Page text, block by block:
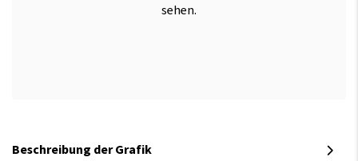
sehen.
Beschreibung der Grafik